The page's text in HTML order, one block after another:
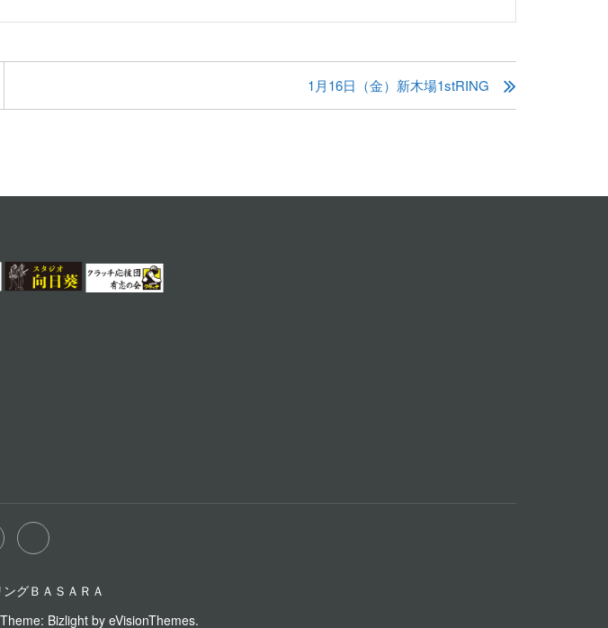
1月16日（金）新木場1stRING
グＢＡＳＡＲＡ
Theme: Bizlight by eVisionThemes.